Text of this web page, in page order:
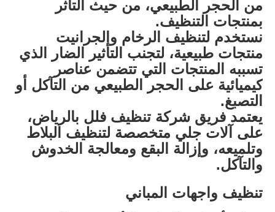
من الحجر الطبيعي، من حيث التأثر
بمنتجات التنظيف.
نستخدم لتنظيف الرخام والجرانيت
منتجات طبيعية، لتجنب التأثير الضار الذي
تسببه المنتجات التي تتضمن عناصر
كيميائية على الحجر الطبيعي من التآكل أو
التصبغ.
يعتمد فريق شركة تنظيف فلل بالرياض،
على آلات جلي متخصصة لتنظيف البلاط
وتلميعه، وإزالة البقع ومعالجة الخدوش
والتآكل.
تنظيف واجهات المباني